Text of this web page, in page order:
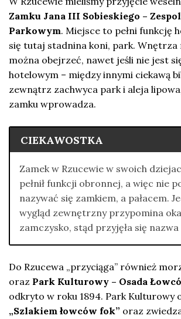
Zamku Jana III Sobieskiego –
Parkowym. Miejsce to pełni funkcję
się tutaj stadnina koni, park.
można obejrzeć, nawet jeśli nie jest
hotelowym – między innymi ciekawą
zewnątrz zachwyca park i aleja
zamku wprowadza.
CIEKAWOSTKA
Zamek w Rzucewie w swoich
pełnił funkcji obronnej, a więc nie
nazywać się zamkiem, a pałacem.
wygląd zewnętrzny przypomina
zamczysko, stąd przyjęła się nazwa
Do Rzucewa „przyciąga” również
oraz Park Kulturowy – Osada
odkryto w roku 1894. Park Kulturowy
„Szlakiem łowców fok” oraz